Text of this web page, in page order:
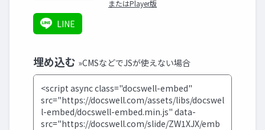
またはPlayer版
LINE
埋め込む »CMSなどでJSが使えない場合